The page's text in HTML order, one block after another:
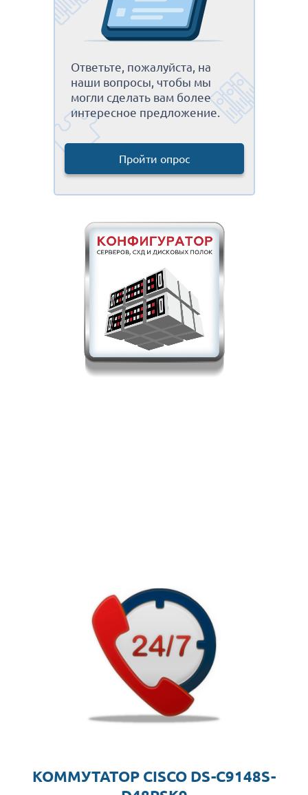
Ответьте, пожалуйста, на
наши вопросы, чтобы мы
могли сделать вам более
интересное предложение.
Пройти опрос
КОММУТАТОР CISCO DS-C9148S-